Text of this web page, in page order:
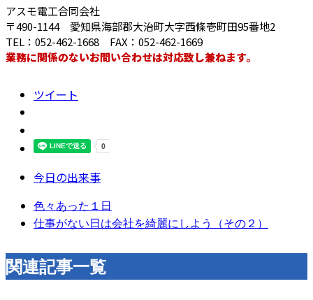
アスモ電工合同会社
〒490-1144 愛知県海部郡大治町大字西條壱町田95番地2
TEL：052-462-1668 FAX：052-462-1669
業務に関係のないお問い合わせは対応致し兼ねます。
ツイート
今日の出来事
色々あった１日
仕事がない日は会社を綺麗にしよう（その２）
関連記事一覧